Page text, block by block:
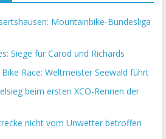
Mountainbike-Bundesliga
Siege für Carod und Richards
Race: Weltmeister Seewald führt
beim ersten XCO-Rennen der
nicht vom Unwetter betroffen